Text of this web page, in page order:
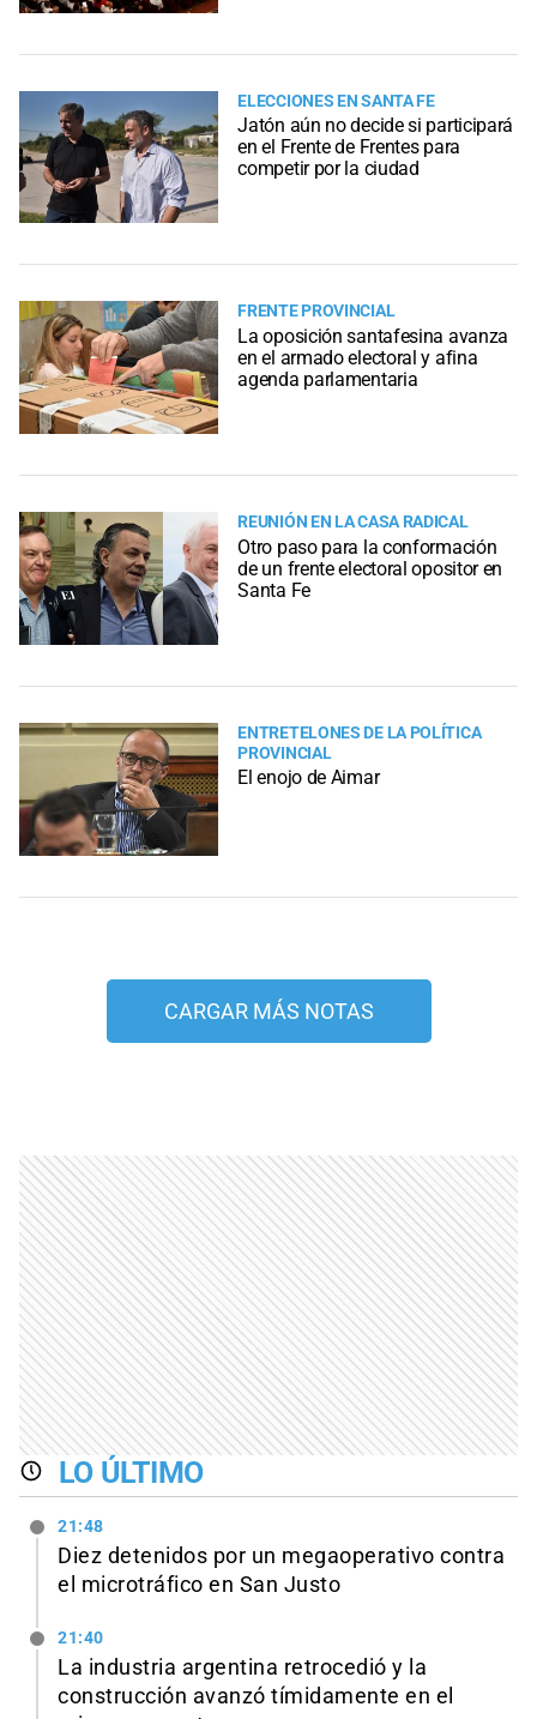
ELECCIONES EN SANTA FE
Jatón aún no decide si participará
en el Frente de Frentes para
competir por la ciudad
FRENTE PROVINCIAL
La oposición santafesina avanza
en el armado electoral y afina
agenda parlamentaria
REUNIÓN EN LA CASA RADICAL
Otro paso para la conformación
de un frente electoral opositor en
Santa Fe
ENTRETELONES DE LA POLÍTICA
PROVINCIAL
El enojo de Aimar
CARGAR MÁS NOTAS
LO ÚLTIMO
21:48
Diez detenidos por un megaoperativo contra
el microtráfico en San Justo
21:40
La industria argentina retrocedió y la
construcción avanzó tímidamente en el